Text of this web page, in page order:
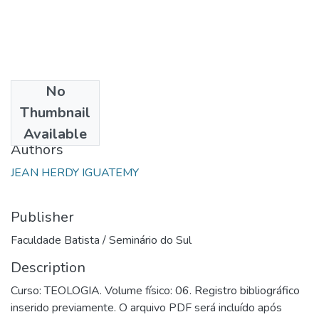
No
Thumbnail
Available
1993
Authors
JEAN HERDY IGUATEMY
Publisher
Faculdade Batista / Seminário do Sul
Description
Curso: TEOLOGIA. Volume físico: 06. Registro bibliográfico
inserido previamente. O arquivo PDF será incluído após